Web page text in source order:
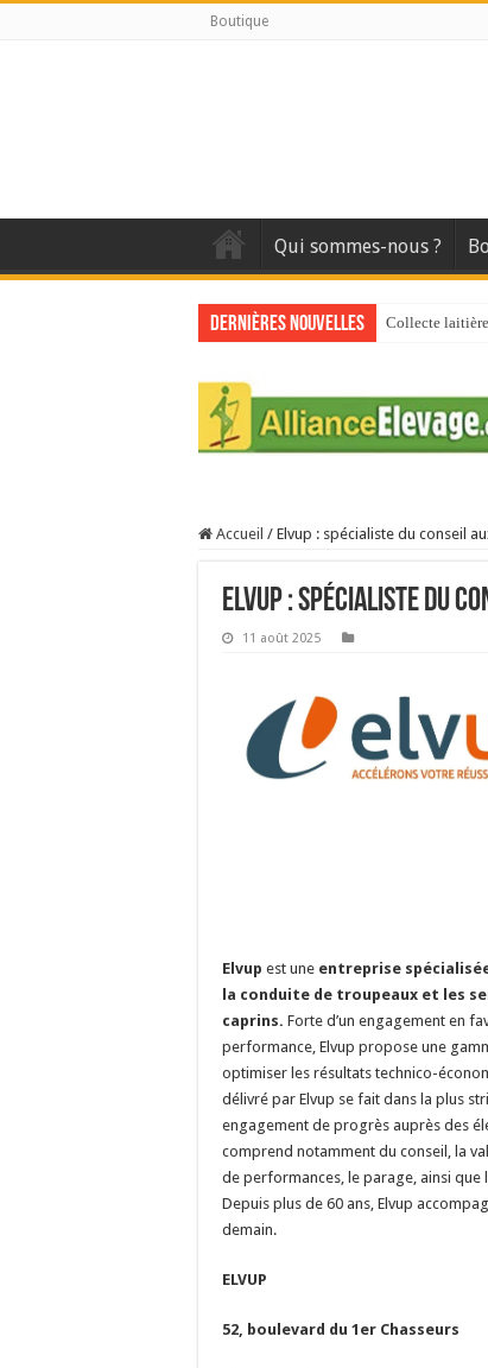
Boutique
Qui sommes-nous ?
Dernières nouvelles Collecte
40 ans du
Les chèvres et
Accueil / Elvup : spécialiste du conseil
Elvup : spécialiste du
11 août 2025
Elvup est une entreprise
la conduite de troupeaux et les
caprins. Forte d’un engagement en
performance, Elvup propose une
optimiser les résultats technico-
délivré par Elvup se fait dans la plus
engagement de progrès auprès des
comprend notamment du conseil, la
de performances, le parage, ainsi que
Depuis plus de 60 ans, Elvup
demain.
ELVUP
52, boulevard du 1er Chasseurs